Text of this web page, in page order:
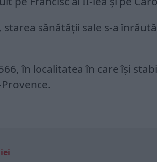
starea sănătăţii sale s-a
în localitatea în care îşi